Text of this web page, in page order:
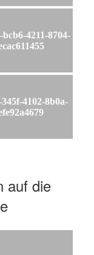
bcb6-4211-8704-
4102-8b0a-
auf die